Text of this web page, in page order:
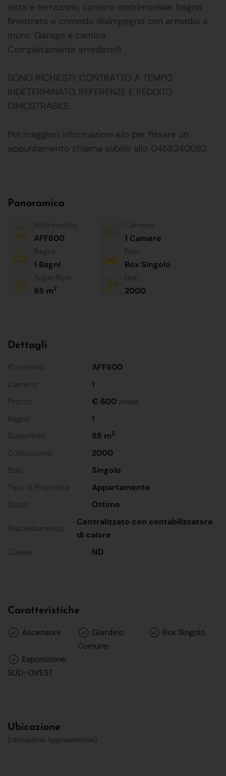
vista e terrazzino, camera matrimoniale, bagno
finestrato e comodo disimpegno con armadio a
muro. Garage e cantina.
Completamente arredato!!!
SONO RICHIESTI: CONTRATTO A TEMPO
INDETERMINATO, REFERENZE E REDDITO
DIMOSTRABILE.
Per maggiori informazioni e/o per fissare un
appuntamento chiama subito allo 0458240082.
Panoramica
Riferimento:
AFF600
Camere:
1 Camere
Bagni:
1 Bagni
Box:
Box Singolo
Superficie:
65 m2
Del:
2000
Dettagli
ID Interno:
AFF600
Camere:
1
Prezzo:
€ 600 /mese
Bagni:
1
Superficie:
65 m2
Costruzione:
2000
Box:
Singolo
Tipo di Proprietà:
Appartamento
Stato:
Ottimo
Riscaldamento:
Centralizzato con contabilizzatore
di calore
Classe:
ND
Caratteristiche
Ascensore
Giardino
Comune
Box Singolo
Esposizione:
SUD-OVEST
Ubicazione
(Ubicazione Approsimativa)